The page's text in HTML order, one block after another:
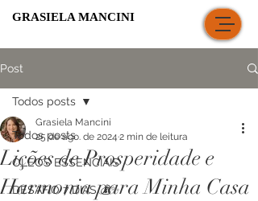
GRASIELA MANCINI
Post
Todos posts
ÓLEOS ESSENCIAIS
DESAFIO 7 DIAS 💰✨
Todos posts
Lições de Prosperidade e
Harmonia para Minha Casa
Grasiela Mancini
25 de ago. de 2024 2 min de leitura